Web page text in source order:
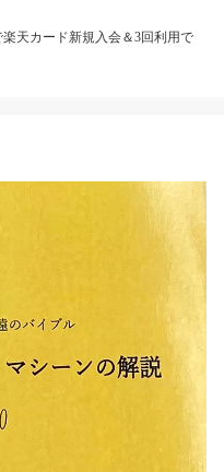
天カード新規入会＆3回利用で